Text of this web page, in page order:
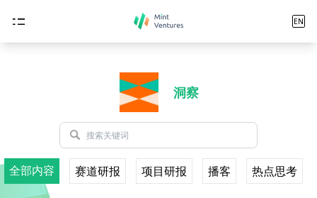
EN
洞察
全部内容 赛道研报 项目研报 播客 热点思考